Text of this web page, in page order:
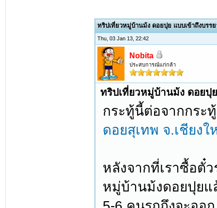
ทริปเที่ยวหมู่บ้านม้ง ดอยปุย แบบเข้าถึงบรร
Thu, 03 Jan 13, 22:42
Nobita
ประสบการณ์แก่กล้า
ทริปเที่ยวหมู่บ้านม้ง ดอยปุ
กระทู้นี้ต่อจากกระ
ดอยสุเทพ จ.เชียง
หลังจากที่เราซื้อตั๋
หมู่บ้านม้งดอยปุยแ